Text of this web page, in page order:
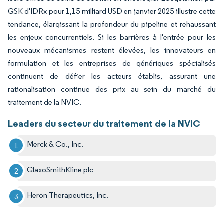
GSK d'IDRx pour 1,15 milliard USD en janvier 2025 illustre cette
tendance, élargissant la profondeur du pipeline et rehaussant
les enjeux concurrentiels. Si les barrières à l'entrée pour les
nouveaux mécanismes restent élevées, les innovateurs en
formulation et les entreprises de génériques spécialisés
continuent de défier les acteurs établis, assurant une
rationalisation continue des prix au sein du marché du
traitement de la NVIC.
Leaders du secteur du traitement de la NVIC
Merck & Co., Inc.
GlaxoSmithKline plc
Heron Therapeutics, Inc.